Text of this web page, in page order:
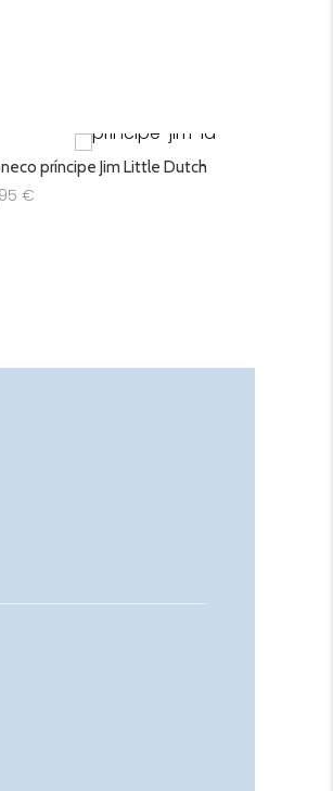
príncipe Jim Little Dutch
€